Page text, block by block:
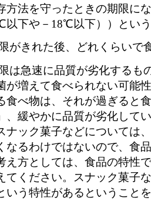
方法を守ったときの期限に
以下や－ 18℃以下））という
がきれた後、どれくらいで
は急速に品質が劣化する
が増えて食べられない可能
食べ物は、それが過ぎると
、緩やかに品質が劣化して
ナック菓子などについては
なるわけではないので、食
え方としては、食品の特性
てください。スナック菓子
いう特性があるということ